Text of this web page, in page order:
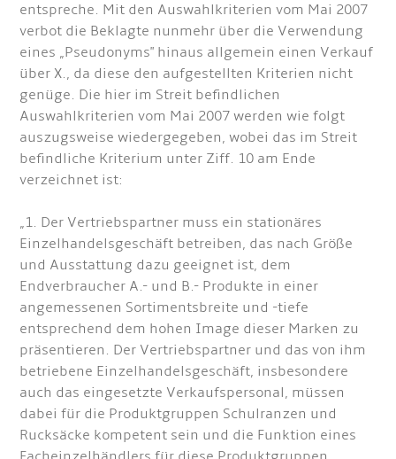
entspreche. Mit den Auswahlkriterien vom Mai 2007
verbot die Beklagte nunmehr über die Verwendung
eines „Pseudonyms" hinaus allgemein einen Verkauf
über X., da diese den aufgestellten Kriterien nicht
genüge. Die hier im Streit befindlichen
Auswahlkriterien vom Mai 2007 werden wie folgt
auszugsweise wiedergegeben, wobei das im Streit
befindliche Kriterium unter Ziff. 10 am Ende
verzeichnet ist:
„1. Der Vertriebspartner muss ein stationäres
Einzelhandelsgeschäft betreiben, das nach Größe
und Ausstattung dazu geeignet ist, dem
Endverbraucher A.- und B.- Produkte in einer
angemessenen Sortimentsbreite und -tiefe
entsprechend dem hohen Image dieser Marken zu
präsentieren. Der Vertriebspartner und das von ihm
betriebene Einzelhandelsgeschäft, insbesondere
auch das eingesetzte Verkaufspersonal, müssen
dabei für die Produktgruppen Schulranzen und
Rucksäcke kompetent sein und die Funktion eines